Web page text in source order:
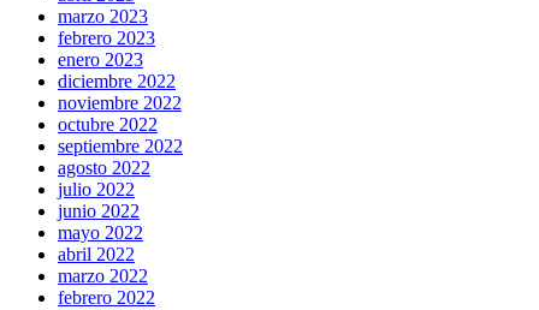
marzo 2023
febrero 2023
enero 2023
diciembre 2022
noviembre 2022
octubre 2022
septiembre 2022
agosto 2022
julio 2022
junio 2022
mayo 2022
abril 2022
marzo 2022
febrero 2022